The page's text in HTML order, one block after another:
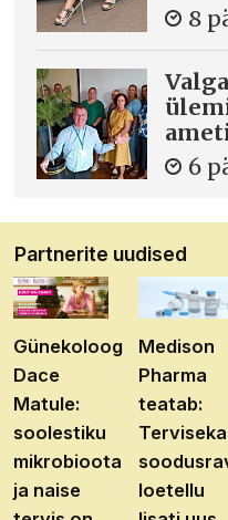
8
6
Partnerite uudised
Günekoloog
Dace
Matule:
soolestiku
mikrobioota
ja naise
Medison
Pharma
teatab:
loetellu